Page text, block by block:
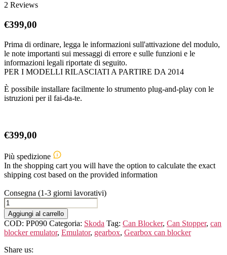
2 Reviews
€399,00
Prima di ordinare, legga le informazioni sull'attivazione del modulo,
le note importanti sui messaggi di errore e sulle funzioni e le
informazioni legali riportate di seguito.
PER I MODELLI RILASCIATI A PARTIRE DA 2014
È possibile installare facilmente lo strumento plug-and-play con le
istruzioni per il fai-da-te.
€399,00
Più spedizione
In the shopping cart you will have the option to calculate the exact
shipping cost based on the provided information
Consegna (1-3 giorni lavorativi)
Gearbox
OBD
Emulator
for
Skoda
quantità
Aggiungi al carrello
COD: PP090 Categoria: Skoda Tag: Can Blocker, Can Stopper, can
blocker emulator, Emulator, gearbox, Gearbox can blocker
Share us: